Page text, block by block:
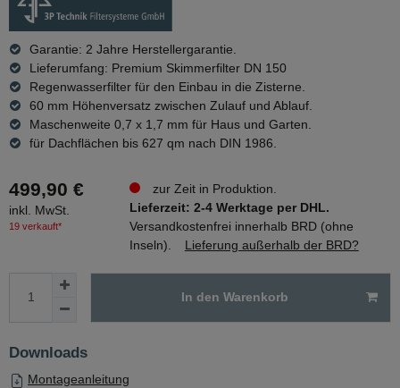
Garantie: 2 Jahre Herstellergarantie.
Lieferumfang: Premium Skimmerfilter DN 150
Regenwasserfilter für den Einbau in die Zisterne.
60 mm Höhenversatz zwischen Zulauf und Ablauf.
Maschenweite 0,7 x 1,7 mm für Haus und Garten.
für Dachflächen bis 627 qm nach DIN 1986.
499,90 €
inkl. MwSt.
19 verkauft*
zur Zeit in Produktion.
Lieferzeit: 2-4 Werktage per DHL.
Versandkostenfrei innerhalb BRD (ohne
Inseln).
Lieferung außerhalb der BRD?
In den Warenkorb
Downloads
Montageanleitung